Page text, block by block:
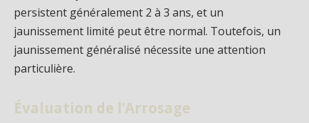
persistent généralement 2 à 3 ans, et un
jaunissement limité peut être normal. Toutefois, un
jaunissement généralisé nécessite une attention
particulière.
Évaluation de l’Arrosage